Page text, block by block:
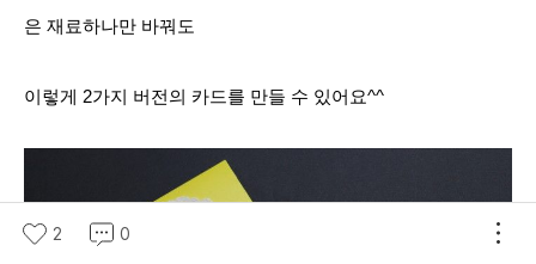
은 재료하나만 바꿔도
이렇게 2가지 버전의 카드를 만들 수 있어요^^
2 0